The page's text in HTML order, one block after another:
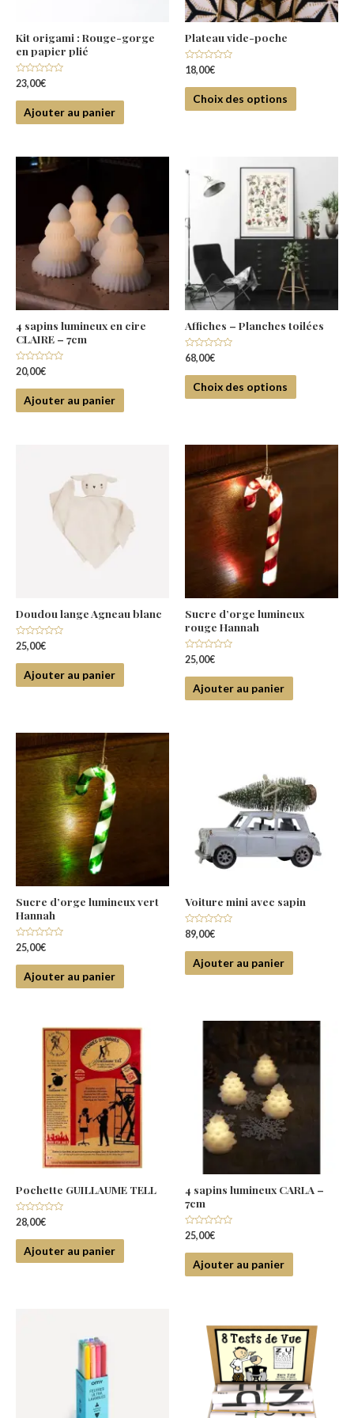
Kit origami : Rouge-gorge
en papier plié
Note
0
sur
23,00€
Ajouter au panier
Plateau vide-poche
Note
0
sur
18,00€
Choix des options
4 sapins lumineux en cire
CLAIRE – 7cm
Note
0
sur
20,00€
Ajouter au panier
Affiches – Planches toilées
Note
0
sur
68,00€
Choix des options
Doudou lange Agneau blanc
Note
0
sur
25,00€
Ajouter au panier
Sucre d’orge lumineux
rouge Hannah
Note
0
sur
25,00€
Ajouter au panier
Sucre d’orge lumineux vert
Hannah
Note
0
sur
25,00€
Ajouter au panier
Voiture mini avec sapin
Note
0
sur
89,00€
Ajouter au panier
Pochette GUILLAUME TELL
Note
0
sur
28,00€
Ajouter au panier
4 sapins lumineux CARLA –
7cm
Note
0
sur
25,00€
Ajouter au panier